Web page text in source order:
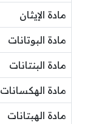
مادة الإيثان
مادة البوتانات
مادة البنتانات
مادة الهكسانات
مادة الهبتانات